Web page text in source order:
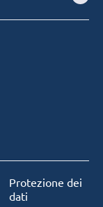
Protezione dei
dati